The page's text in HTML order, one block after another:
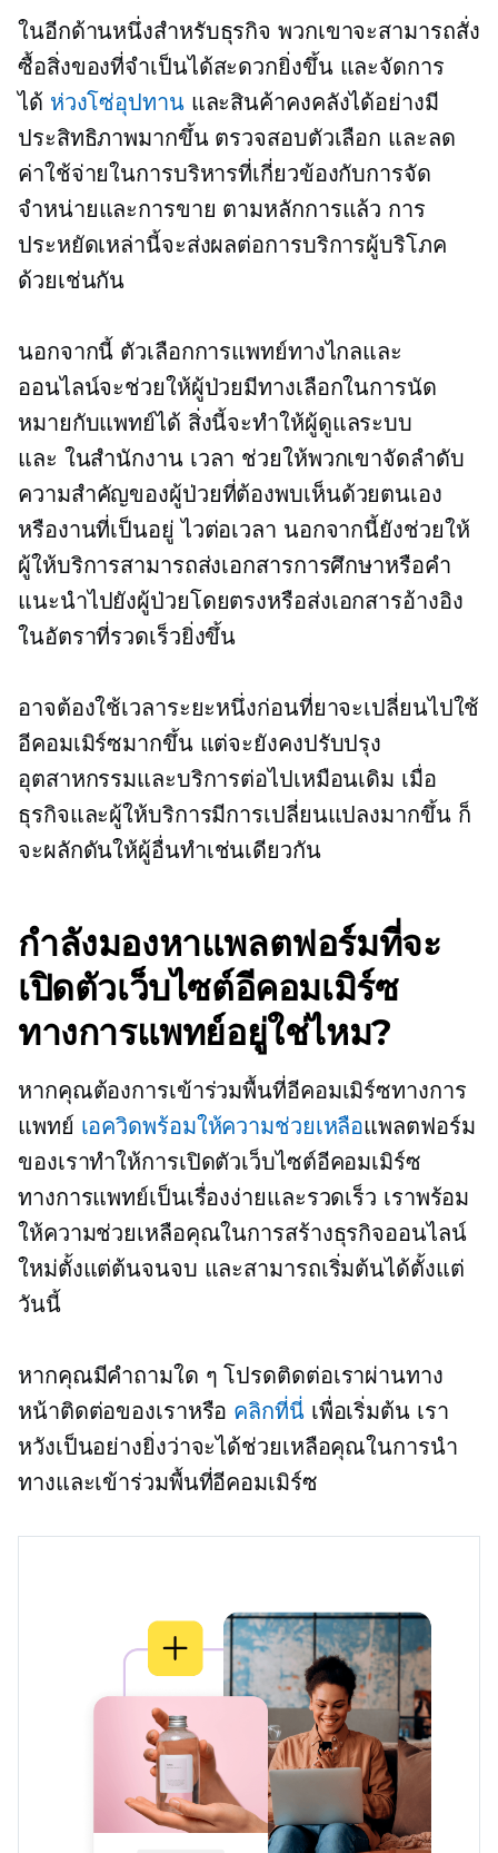
ในอีกด้านหนึ่งสำหรับธุรกิจ พวกเขาจะสามารถสั่ง
ซื้อสิ่งของที่จำเป็นได้สะดวกยิ่งขึ้น และจัดการ
ได้ ห่วงโซ่อุปทานและสินค้าคงคลังได้อย่างมี
ประสิทธิภาพมากขึ้น ตรวจสอบตัวเลือก และลด
ค่าใช้จ่ายในการบริหารที่เกี่ยวข้องกับการจัด
จำหน่ายและการขาย ตามหลักการแล้ว การ
ประหยัดเหล่านี้จะส่งผลต่อการบริการผู้บริโภค
ด้วยเช่นกัน
นอกจากนี้ ตัวเลือกการแพทย์ทางไกลและ
ออนไลน์จะช่วยให้ผู้ป่วยมีทางเลือกในการนัด
หมายกับแพทย์ได้ สิ่งนี้จะทำให้ผู้ดูแลระบบ
และ ในสำนักงานเวลา ช่วยให้พวกเขาจัดลำดับ
ความสำคัญของผู้ป่วยที่ต้องพบเห็นด้วยตนเอง
หรืองานที่เป็นอยู่ไวต่อเวลา นอกจากนี้ยังช่วยให้
ผู้ให้บริการสามารถส่งเอกสารการศึกษาหรือคำ
แนะนำไปยังผู้ป่วยโดยตรงหรือส่งเอกสารอ้างอิง
ในอัตราที่รวดเร็วยิ่งขึ้น
อาจต้องใช้เวลาระยะหนึ่งก่อนที่ยาจะเปลี่ยนไปใช้
อีคอมเมิร์ซมากขึ้น แต่จะยังคงปรับปรุง
อุตสาหกรรมและบริการต่อไปเหมือนเดิม เมื่อ
ธุรกิจและผู้ให้บริการมีการเปลี่ยนแปลงมากขึ้น ก็
จะผลักดันให้ผู้อื่นทำเช่นเดียวกัน
กำลังมองหาแพลตฟอร์มที่จะ
เปิดตัวเว็บไซต์อีคอมเมิร์ซ
ทางการแพทย์อยู่ใช่ไหม?
หากคุณต้องการเข้าร่วมพื้นที่อีคอมเมิร์ซทางการ
แพทย์ เอควิดพร้อมให้ความช่วยเหลือแพลตฟอร์ม
ของเราทำให้การเปิดตัวเว็บไซต์อีคอมเมิร์ซ
ทางการแพทย์เป็นเรื่องง่ายและรวดเร็ว เราพร้อม
ให้ความช่วยเหลือคุณในการสร้างธุรกิจออนไลน์
ใหม่ตั้งแต่ต้นจนจบ และสามารถเริ่มต้นได้ตั้งแต่
วันนี้
หากคุณมีคำถามใด ๆ โปรดติดต่อเราผ่านทาง
หน้าติดต่อของเราหรือ คลิกที่นี่เพื่อเริ่มต้น เรา
หวังเป็นอย่างยิ่งว่าจะได้ช่วยเหลือคุณในการนำ
ทางและเข้าร่วมพื้นที่อีคอมเมิร์ซ